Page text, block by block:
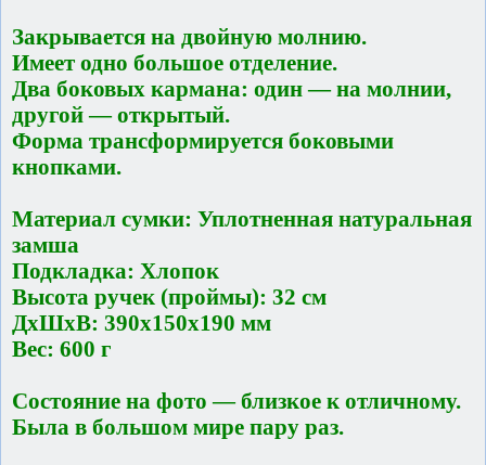
Закрывается на двойную молнию.
Имеет одно большое отделение.
Два боковых кармана: один — на молнии,
другой — открытый.
Форма трансформируется боковыми
кнопками.
Материал сумки: Уплотненная натуральная
замша
Подкладка: Хлопок
Высота ручек (проймы): 32 см
ДxШxВ: 390x150x190 мм
Вес: 600 г
Состояние на фото — близкое к отличному.
Была в большом мире пару раз.